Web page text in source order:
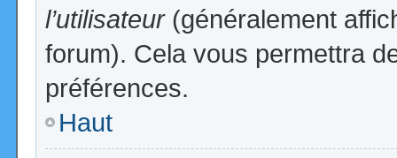
l’utilisateur(généralement
forum). Cela vous permettra
préférences.
Haut